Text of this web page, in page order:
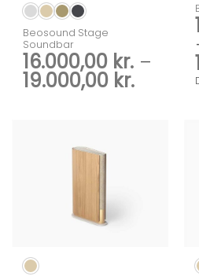
Beosound Stage
Soundbar
16.000,00 kr. –
19.000,00 kr.